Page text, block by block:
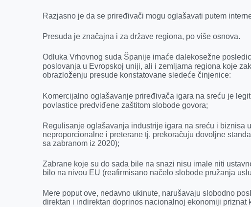
Razjasno je da se priređivači mogu oglašavati putem
Presuda je značajna i za države regiona, po više osnova.
Odluka Vrhovnog suda Španije imaće dalekosežne
poslovanja u Evropskoj uniji, ali i zemljama regiona koje
obrazloženju presude konstatovane sledeće činjenice:
Komercijalno oglašavanje priređivača igara na sreću je
povlastice predviđene zaštitom slobode govora;
Regulisanje oglašavanja industrije igara na sreću i biznisa
neproporcionalne i preterane tj. prekoračuju dovoljne
sa zabranom iz 2020);
Zabrane koje su do sada bile na snazi nisu imale niti
bilo na nivou EU (reafirmisano načelo slobode pružanja
Mere poput ove, nedavno ukinute, narušavaju slobodno
direktan i indirektan doprinos nacionalnoj ekonomiji priznat